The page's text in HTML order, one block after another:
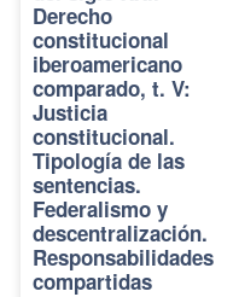
Derecho
constitucional
iberoamericano
comparado, t. V:
Justicia
constitucional.
Tipología de las
sentencias.
Federalismo y
descentralización.
Responsabilidades
compartidas